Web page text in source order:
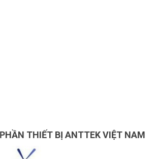
THIẾT BỊ ANTTEK VIỆT NAM